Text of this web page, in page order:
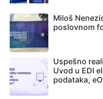
Miloš
poslovnom
Uspešno
Uvod u EDI
podataka,